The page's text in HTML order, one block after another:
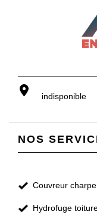
indisponible
NOS
Couvreur
Hydrofuge